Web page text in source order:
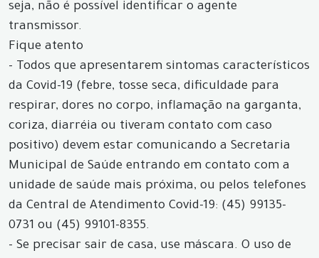
seja, não é possível identificar o agente
transmissor.
Fique atento
- Todos que apresentarem sintomas característicos
da Covid-19 (febre, tosse seca, dificuldade para
respirar, dores no corpo, inflamação na garganta,
coriza, diarréia ou tiveram contato com caso
positivo) devem estar comunicando a Secretaria
Municipal de Saúde entrando em contato com a
unidade de saúde mais próxima, ou pelos telefones
da Central de Atendimento Covid-19: (45) 99135-
0731 ou (45) 99101-8355.
- Se precisar sair de casa, use máscara. O uso de